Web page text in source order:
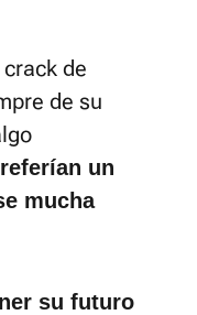
de
de su
un
mucha
su futuro